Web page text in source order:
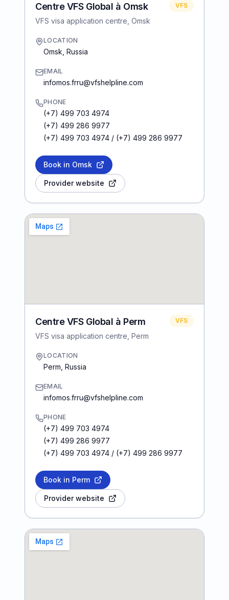
Centre VFS Global à Omsk
VFS visa application centre, Omsk
VFS
LOCATION
Omsk Russia
EMAIL
infomos.frru@vfshelpline.com
PHONE
(+7) 499 703 4974
(+7) 499 286 9977
(+7) 499 703 4974 / (+7) 499 286 9977
Book in Omsk
Provider website
Centre VFS Global à Perm
VFS visa application centre, Perm
VFS
LOCATION
Perm Russia
EMAIL
infomos.frru@vfshelpline.com
PHONE
(+7) 499 703 4974
(+7) 499 286 9977
(+7) 499 703 4974 / (+7) 499 286 9977
Book in Perm
Provider website